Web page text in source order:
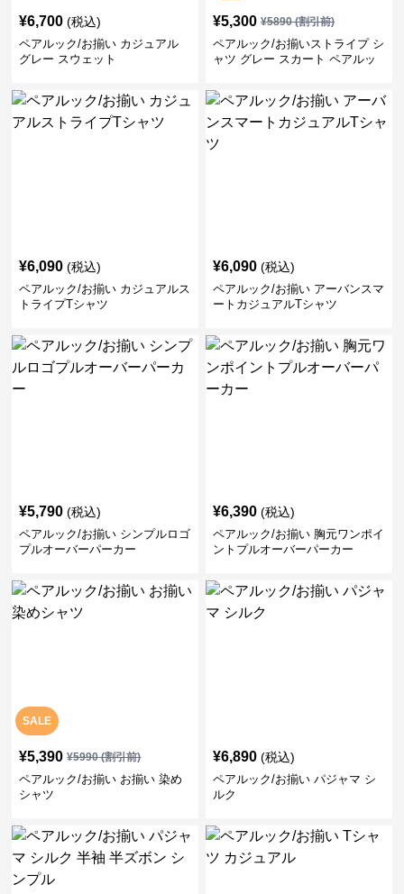
¥6,700 (税込)
ペアルック/お揃い カジュアル
グレー スウェット
¥5,300 ¥5890(割引前)
ペアルック/お揃いストライプ シ
ャツ グレー スカート ペアルッ
¥6,090 (税込)
ペアルック/お揃い カジュアルス
トライプTシャツ
¥6,090 (税込)
ペアルック/お揃い アーバンスマ
ートカジュアルTシャツ
¥5,790 (税込)
ペアルック/お揃い シンプルロゴ
プルオーバーパーカー
¥6,390 (税込)
ペアルック/お揃い 胸元ワンポイ
ントプルオーバーパーカー
SALE
¥5,390 ¥5990(割引前)
ペアルック/お揃い お揃い 染め
シャツ
¥6,890 (税込)
ペアルック/お揃い パジャマ シ
ルク